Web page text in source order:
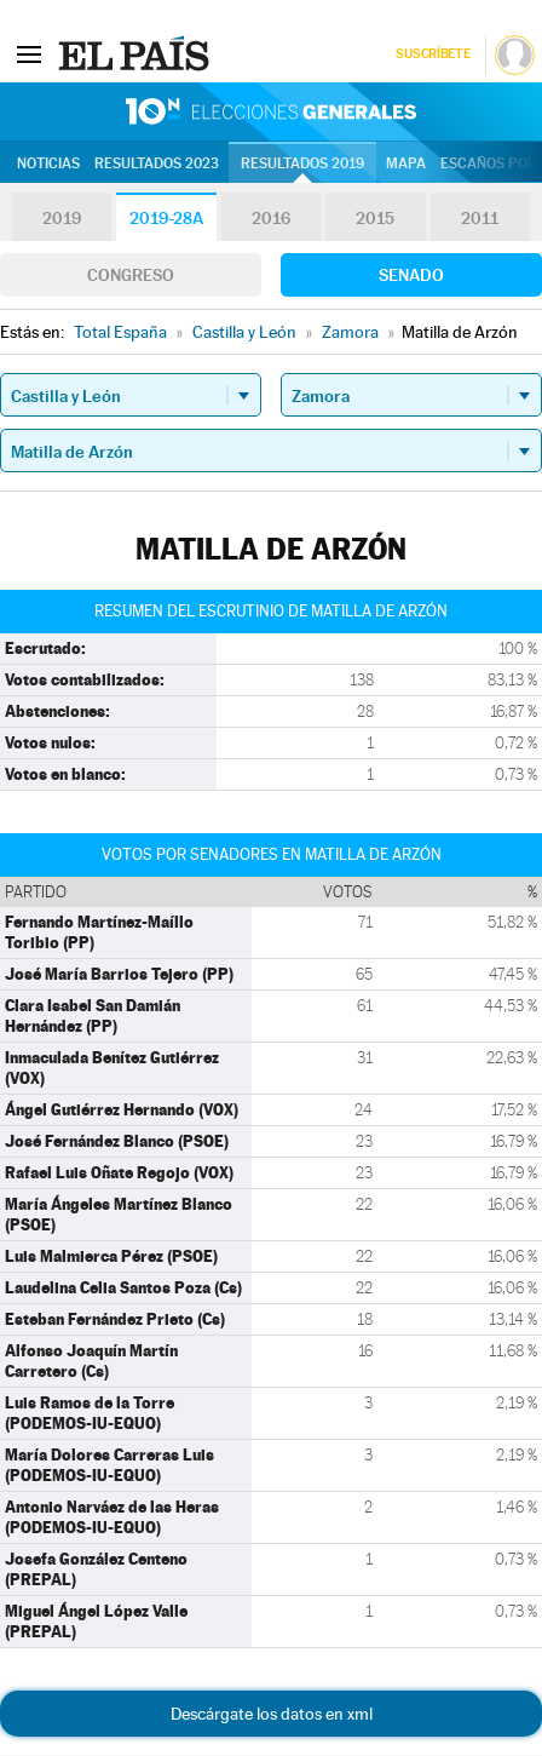
SUSCRÍBETE
NOTICIAS RESULTADOS 2023 RESULTADOS 2019 MAPA ESCAÑOS
2019 2019-28A 2016 2015 2011
CONGRESO SENADO
Estás en: Total España » Castilla y León » Zamora » Matilla de Arzón
MATILLA DE ARZÓN
RESUMEN DEL ESCRUTINIO DE MATILLA DE ARZÓN
Escrutado: 100 %
Votos contabilizados: 138 83,13 %
Abstenciones: 28 16,87 %
Votos nulos: 1 0,72 %
Votos en blanco: 1 0,73 %
VOTOS POR SENADORES EN MATILLA DE ARZÓN
PARTIDO VOTOS %
Fernando Martínez-Maíllo
Toribio (PP)
71 51,82 %
José María Barrios Tejero (PP) 65 47,45 %
Clara Isabel San Damián
Hernández (PP)
61 44,53 %
Inmaculada Benítez Gutiérrez
(VOX)
31 22,63 %
Ángel Gutiérrez Hernando (VOX) 24 17,52 %
José Fernández Blanco (PSOE) 23 16,79 %
Rafael Luis Oñate Regojo (VOX) 23 16,79 %
María Ángeles Martínez Blanco
(PSOE)
22 16,06 %
Luis Malmierca Pérez (PSOE) 22 16,06 %
Laudelina Celia Santos Poza (Cs) 22 16,06 %
Esteban Fernández Prieto (Cs) 18 13,14 %
Alfonso Joaquín Martín
Carretero (Cs)
16 11,68 %
Luis Ramos de la Torre
(PODEMOS-IU-EQUO)
3 2,19 %
María Dolores Carreras Luis
(PODEMOS-IU-EQUO)
3 2,19 %
Antonio Narváez de las Heras
(PODEMOS-IU-EQUO)
2 1,46 %
Josefa González Centeno
(PREPAL)
1 0,73 %
Miguel Ángel López Valle
(PREPAL)
1 0,73 %
Descárgate los datos en xml